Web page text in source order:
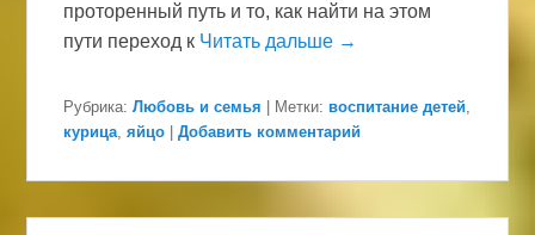
проторенный путь и то, как найти на этом
пути переход к Читать дальше →
Рубрика: Любовь и семья Метки: воспитание детей,
курица,яйцо |Добавить комментарий